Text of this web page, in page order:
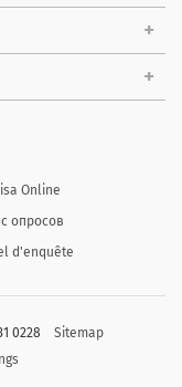
Online
опросов
d'enquête
0228
Sitemap